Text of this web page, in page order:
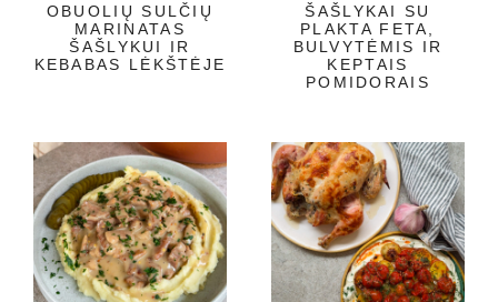
OBUOLIŲ SULČIŲ
MARINATAS
ŠAŠLYKUI IR
KEBABAS LĖKŠTĖJE
ŠAŠLYKAI SU
PLAKTA FETA,
BULVYTĖMIS IR
KEPTAIS
POMIDORAIS